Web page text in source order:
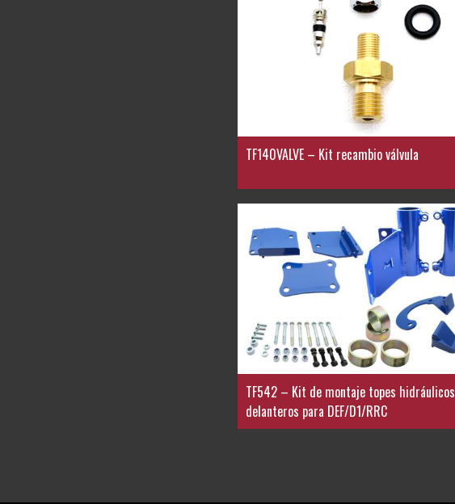
TF140VALVE – Kit recambio válvula
TF542 – Kit de montaje topes hidráulicos
delanteros para DEF/D1/RRC